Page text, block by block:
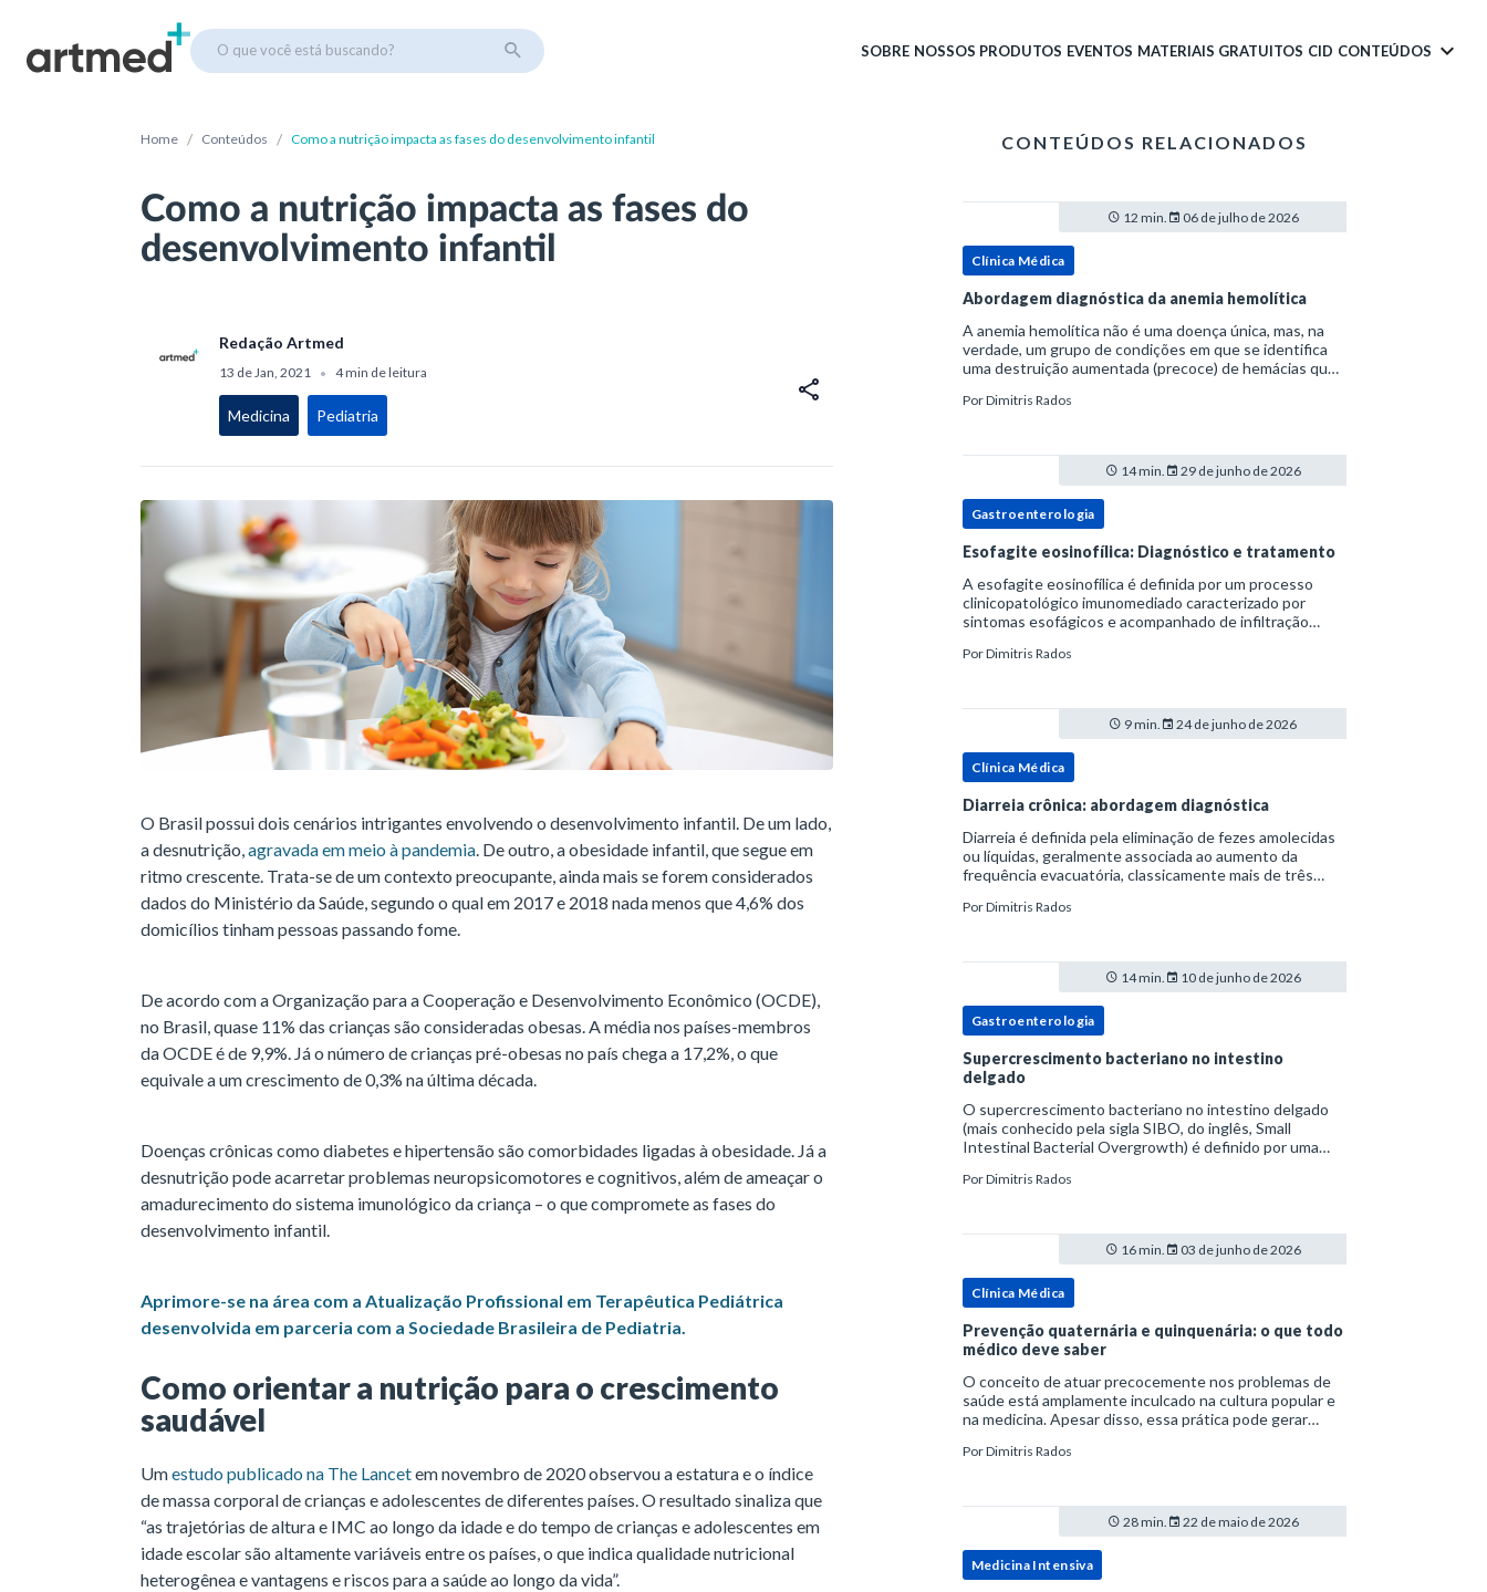
O que você está buscando? SOBRE NOSSOS PRODUTOS EVENTOS MATERIAIS GRATUITOS CID CONTEÚDOS
Home / Conteúdos / Como a nutrição impacta as fases do desenvolvimento infantil
Como a nutrição impacta as fases do
desenvolvimento infantil
Redação Artmed
13 de Jan, 2021 • 4 min de leitura
Medicina Pediatria
O Brasil possui dois cenários intrigantes envolvendo o desenvolvimento infantil. De um lado,
a desnutrição,agravada em meio à pandemia. De outro, a obesidade infantil, que segue em
ritmo crescente. Trata-se de um contexto preocupante, ainda mais se forem considerados
dados do Ministério da Saúde, segundo o qual em 2017 e 2018 nada menos que 4,6% dos
domicílios tinham pessoas passando fome.
De acordo com a Organização para a Cooperação e Desenvolvimento Econômico (OCDE),
no Brasil, quase 11% das crianças são consideradas obesas. A média nos países-membros
da OCDE é de 9,9%. Já o número de crianças pré-obesas no país chega a 17,2%, o que
equivale a um crescimento de 0,3% na última década.
Doenças crônicas como diabetes e hipertensão são comorbidades ligadas à obesidade. Já a
desnutrição pode acarretar problemas neuropsicomotores e cognitivos, além de ameaçar o
amadurecimento do sistema imunológico da criança – o que compromete as fases do
desenvolvimento infantil.
Aprimore-se na área com a Atualização Profissional em Terapêutica Pediátrica
desenvolvida em parceria com a Sociedade Brasileira de Pediatria.
Como orientar a nutrição para o crescimento
saudável
Umestudo publicado na The Lancetem novembro de 2020 observou a estatura e o índice
de massa corporal de crianças e adolescentes de diferentes países. O resultado sinaliza que
“as trajetórias de altura e IMC ao longo da idade e do tempo de crianças e adolescentes em
idade escolar são altamente variáveis ​​entre os países, o que indica qualidade nutricional
heterogênea e vantagens e riscos para a saúde ao longo da vida”.
CONTEÚDOS RELACIONADOS
12 min. 06 de julho de 2026
Clínica Médica
Abordagem diagnóstica da anemia hemolítica
A anemia hemolítica não é uma doença única, mas, na
verdade, um grupo de condições em que se identifica
uma destruição aumentada (precoce) de hemácias que
óssea.Como a vida média normal da hemácia é de apro
PorDimitris Rados
14 min. 29 de junho de 2026
Gastroenterologia
Esofagite eosinofílica: Diagnóstico e tratamento
A esofagite eosinofílica é definida por um processo
clinicopatológico imunomediado caracterizado por
sintomas esofágicos e acompanhado de infiltração
dentro do espectro da doença do refluxo gastr
PorDimitris Rados
9 min. 24 de junho de 2026
Clínica Médica
Diarreia crônica: abordagem diagnóstica
Diarreia é definida pela eliminação de fezes amolecidas
ou líquidas, geralmente associada ao aumento da
frequência evacuatória, classicamente mais de três
prática, a consistência das fezes costuma s
PorDimitris Rados
14 min. 10 de junho de 2026
Gastroenterologia
Supercrescimento bacteriano no intestino
delgado
O supercrescimento bacteriano no intestino delgado
(mais conhecido pela sigla SIBO, do inglês, Small
Intestinal Bacterial Overgrowth) é definido por uma
específica de disbiose do trato digestivo. P
PorDimitris Rados
16 min. 03 de junho de 2026
Clínica Médica
Prevenção quaternária e quinquenária: o que todo
médico deve saber
O conceito de atuar precocemente nos problemas de
saúde está amplamente inculcado na cultura popular e
na medicina. Apesar disso, essa prática pode gerar
tratamentos podem advir de prevenção excessiva
PorDimitris Rados
28 min. 22 de maio de 2026
Medicina Intensiva